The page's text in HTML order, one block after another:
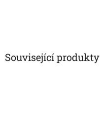
Související produkty